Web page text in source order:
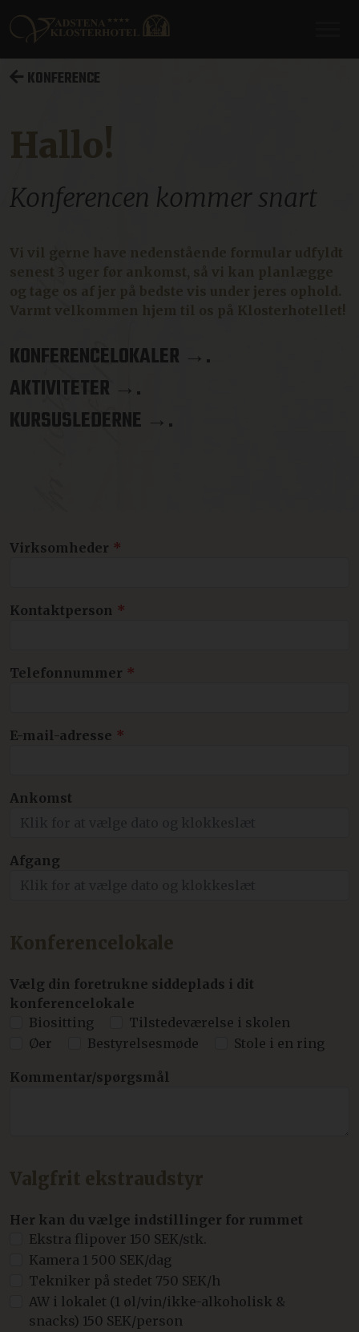
KONFERENCE
Hallo!
Konferencen kommer snart
Vi vil gerne have nedenstående formular udfyldt
senest 3 uger før ankomst, så vi kan planlægge
og tage os af jer på bedste vis under jeres ophold.
Varmt velkommen hjem til os på Klosterhotellet!
KONFERENCELOKALER →.
AKTIVITETER →.
KURSUSLEDERNE →.
Lad
være
Virksomheder
Kontaktperson
Telefonnummer
E-mail-adresse
Ankomst
Afgang
Konferencelokale
Vælg din foretrukne siddeplads i dit
konferencelokale
Biositting
Tilstedeværelse i skolen
Øer
Bestyrelsesmøde Stole i en ring
Kommentar/spørgsmål
Valgfrit ekstraudstyr
Her kan du vælge indstillinger for rummet
Ekstra flipover 150 SEK/stk.
Kamera 1 500 SEK/dag
Tekniker på stedet 750 SEK/h
AW i lokalet (1 øl/vin/ikke-alkoholisk &
snacks) 150 SEK/person